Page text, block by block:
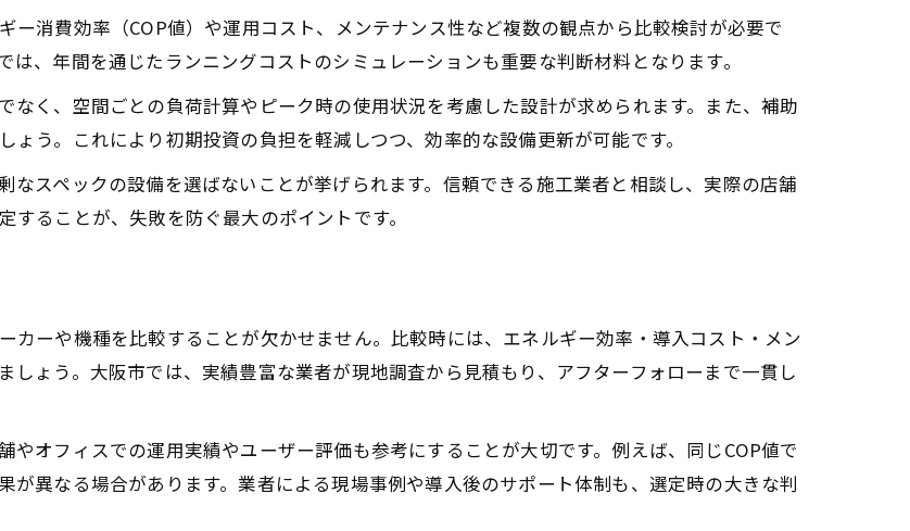
消費効率（COP値）や運用コスト、メンテナンス性など複数の観点から比較検討が必要で
、年間を通じたランニングコストのシミュレーションも重要な判断材料となります。
なく、空間ごとの負荷計算やピーク時の使用状況を考慮した設計が求められます。また、補助
う。これにより初期投資の負担を軽減しつつ、効率的な設備更新が可能です。
スペックの設備を選ばないことが挙げられます。信頼できる施工業者と相談し、実際の店舗
ることが、失敗を防ぐ最大のポイントです。
カーや機種を比較することが欠かせません。比較時には、エネルギー効率・導入コスト・メン
ょう。大阪市では、実績豊富な業者が現地調査から見積もり、アフターフォローまで一貫し
オフィスでの運用実績やユーザー評価も参考にすることが大切です。例えば、同じCOP値で
が異なる場合があります。業者による現場事例や導入後のサポート体制も、選定時の大きな判